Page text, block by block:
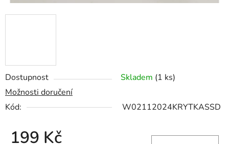
Dostupnost Skladem (1 ks)
Možnosti doručení
Kód:
W02112024KRYTKASSD
199 Kč